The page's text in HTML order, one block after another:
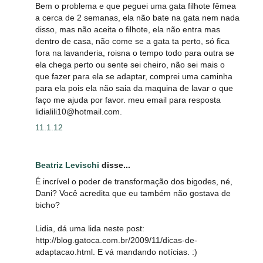
Bem o problema e que peguei uma gata filhote fêmea
a cerca de 2 semanas, ela não bate na gata nem nada
disso, mas não aceita o filhote, ela não entra mas
dentro de casa, não come se a gata ta perto, só fica
fora na lavanderia, roisna o tempo todo para outra se
ela chega perto ou sente sei cheiro, não sei mais o
que fazer para ela se adaptar, comprei uma caminha
para ela pois ela não saia da maquina de lavar o que
faço me ajuda por favor. meu email para resposta
lidialili10@hotmail.com.
11.1.12
Beatriz Levischi disse...
É incrível o poder de transformação dos bigodes, né,
Dani? Você acredita que eu também não gostava de
bicho?
Lidia, dá uma lida neste post:
http://blog.gatoca.com.br/2009/11/dicas-de-
adaptacao.html. E vá mandando notícias. :)